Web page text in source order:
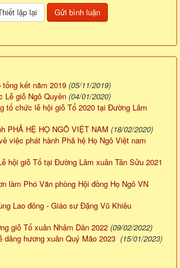
kết năm 2019 (05/11/2019)
Lễ giỗ Ngô Quyền (04/01/2020)
tổ chức lễ hội giỗ Tổ 2020 tại Đường Lâm
PHẢ HỆ HỌ NGÔ VIỆT NAM (18/02/2020)
việc phát hành Phả hệ Họ Ngô Việt nam
hội giỗ Tổ tại Đường Lâm xuân Tân Sửu 2021
làm Phó Văn phòng Hội đồng Họ Ngô VN
Lao đông - Giáo sư Đặng Vũ Khiêu
giỗ Tổ xuân Nhâm Dần 2022 (09/02/2022)
dâng hương xuân Quý Mão 2023 (15/01/2023)